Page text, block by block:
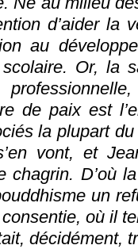
d’aider la
au
Or, la
de paix est
la plupart
vont, et
chagrin. D’où
un
où il
décidément,